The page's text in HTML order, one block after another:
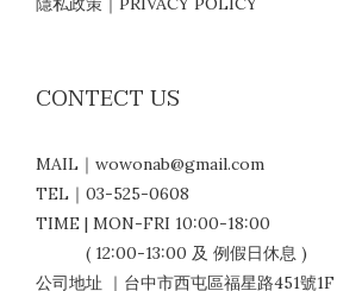
CONTECT US
MAIL｜wowonab@gmail.com
TEL｜03-525-0608
TIME | MON-FRI 10:00-18:00
( 12:00-13:00 及 例假日休息 )
公司地址 ｜台中市西屯區福星路451號1F